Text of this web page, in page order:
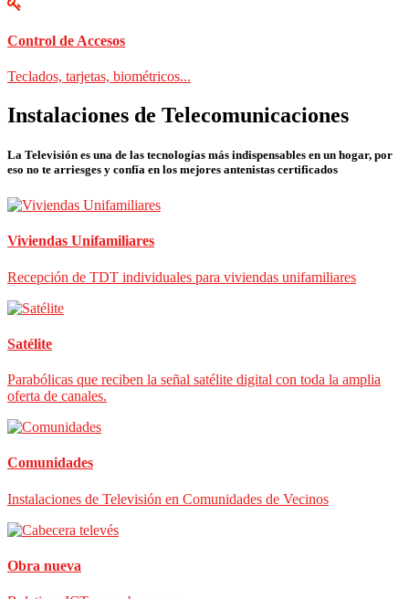
Control de Accesos
Teclados, tarjetas, biométricos...
Instalaciones de Telecomunicaciones
La Televisión es una de las tecnologías más indispensables en un hogar, por
eso no te arriesges y confía en los mejores antenistas certificados
Viviendas Unifamiliares
Recepción de TDT individuales para viviendas unifamiliares
Satélite
Parabólicas que reciben la señal satélite digital con toda la amplia
oferta de canales.
Comunidades
Instalaciones de Televisión en Comunidades de Vecinos
Obra nueva